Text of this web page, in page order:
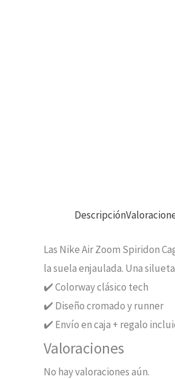
Descripción
Las Nike Air Zoom Spiridon
la suela enjaulada. Una
✔️ Colorway clásico tech
✔️ Diseño cromado y runner
✔️ Envío en caja + regalo
Valoraciones
No hay valoraciones aún.